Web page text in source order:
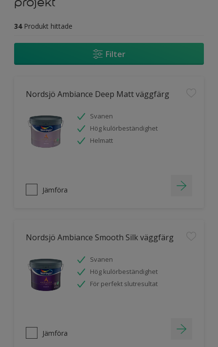
34 Produkt hittade
Filter
Nordsjö Ambiance Deep Matt väggfärg
Svanen
Hög kulörbeständighet
Helmatt
Jämföra
Nordsjö Ambiance Smooth Silk väggfärg
Svanen
Hög kulörbeständighet
För perfekt slutresultat
Jämföra